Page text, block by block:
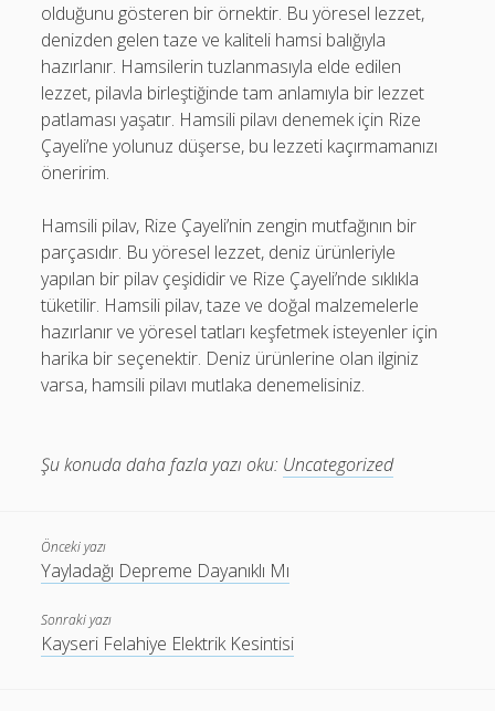
olduğunu gösteren bir örnektir. Bu yöresel lezzet,
denizden gelen taze ve kaliteli hamsi balığıyla
hazırlanır. Hamsilerin tuzlanmasıyla elde edilen
lezzet, pilavla birleştiğinde tam anlamıyla bir lezzet
patlaması yaşatır. Hamsili pilavı denemek için Rize
Çayeli’ne yolunuz düşerse, bu lezzeti kaçırmamanızı
öneririm.
Hamsili pilav, Rize Çayeli’nin zengin mutfağının bir
parçasıdır. Bu yöresel lezzet, deniz ürünleriyle
yapılan bir pilav çeşididir ve Rize Çayeli’nde sıklıkla
tüketilir. Hamsili pilav, taze ve doğal malzemelerle
hazırlanır ve yöresel tatları keşfetmek isteyenler için
harika bir seçenektir. Deniz ürünlerine olan ilginiz
varsa, hamsili pilavı mutlaka denemelisiniz.
Şu konuda daha fazla yazı oku: Uncategorized
Önceki yazı
Yayladağı Depreme Dayanıklı Mı
Sonraki yazı
Kayseri Felahiye Elektrik Kesintisi